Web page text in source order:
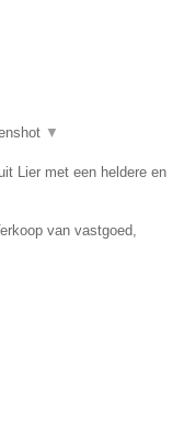
▼
Lier met een heldere en
van vastgoed,